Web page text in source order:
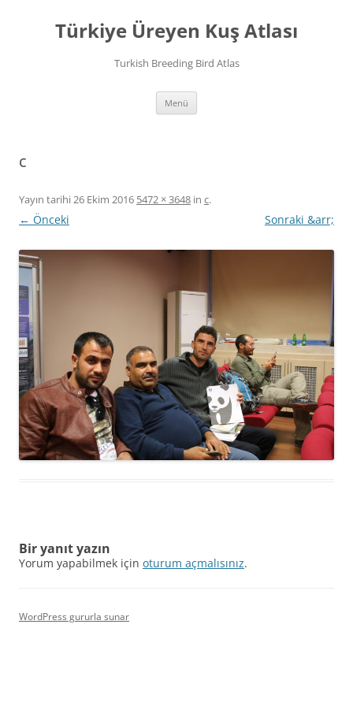
Türkiye Üreyen Kuş Atlası
Turkish Breeding Bird Atlas
Menü
c
Yayın tarihi26 Ekim 2016 5472 × 3648 in c.
← Önceki Sonraki &arr;
Bir yanıt yazın
Yorum yapabilmek için oturum açmalısınız.
WordPress gururla sunar